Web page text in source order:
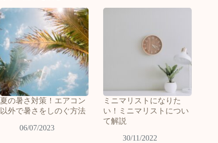
夏の暑さ対策！エアコン
以外で暑さをしのぐ方法
06/07/2023
ミニマリストになりた
い！ミニマリストについ
て解説
30/11/2022